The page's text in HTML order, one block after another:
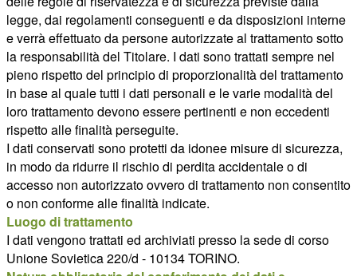
legge, dai regolamenti conseguenti e da disposizioni interne
e verrà effettuato da persone autorizzate al trattamento sotto
la responsabilità del Titolare. I dati sono trattati sempre nel
pieno rispetto del principio di proporzionalità del trattamento
in base al quale tutti i dati personali e le varie modalità del
loro trattamento devono essere pertinenti e non eccedenti
rispetto alle finalità perseguite.
I dati conservati sono protetti da idonee misure di sicurezza,
in modo da ridurre il rischio di perdita accidentale o di
accesso non autorizzato ovvero di trattamento non consentito
o non conforme alle finalità indicate.
Luogo di trattamento
I dati vengono trattati ed archiviati presso la sede di corso
Unione Sovietica 220/d - 10134 TORINO.